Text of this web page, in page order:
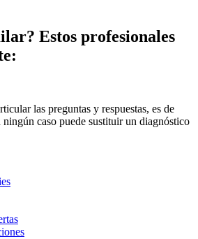
Estos profesionales
las preguntas y respuestas, es de
caso puede sustituir un diagnóstico